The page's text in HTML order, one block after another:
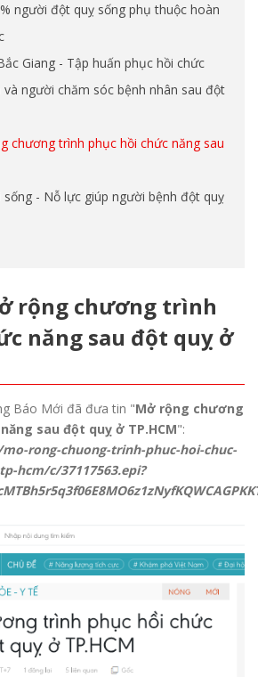
người đột quỵ sống phụ thuộc hoàn
Giang - Tập huấn phục hồi chức
người chăm sóc bệnh nhân sau đột
chương trình phục hồi chức năng sau
- Nỗ lực giúp người bệnh đột quỵ
rộng chương trình
năng sau đột quỵ ở
Báo Mới đã đưa tin "Mở rộng chương
sau đột quỵ ở TP.HCM":
rong-chuong-trinh-phuc-hoi-chuc-
hcm/c/37117563.epi?